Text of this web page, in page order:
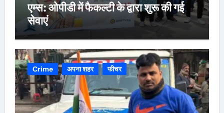
एम्स: ओपीडी में फैकल्टी के द्वारा शुरू की गई
सेवाएं
Crime अपना शहर फीचर